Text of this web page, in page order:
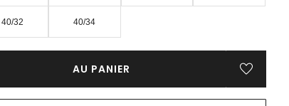
40/32 40/34
AU PANIER